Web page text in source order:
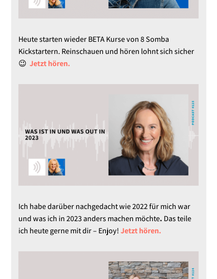
Heute starten wieder BETA Kurse von 8 Somba
Kickstartern. Reinschauen und hören lohnt sich sicher
😉Jetzt hören.
Ich habe darüber nachgedacht wie 2022 für mich war
und was ich in 2023 anders machen möchte. Das teile
ich heute gerne mit dir – Enjoy!Jetzt hören.